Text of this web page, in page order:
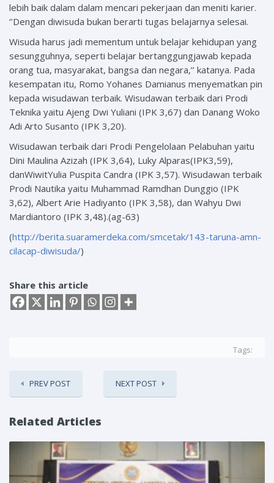
lebih baik dalam dalam mencari pekerjaan dan meniti karier.
‘’Dengan diwisuda bukan berarti tugas belajarnya selesai.
Wisuda harus jadi mementum untuk belajar kehidupan yang
sesungguhnya, seperti belajar bertanggungjawab kepada
orang tua, masyarakat, bangsa dan negara,’’ katanya. Pada
kesempatan itu, Romo Yohanes Damianus menyematkan pin
kepada wisudawan terbaik. Wisudawan terbaik dari Prodi
Teknika yaitu Ajeng Dwi Yuliani (IPK 3,67) dan Danang Woko
Adi Arto Susanto (IPK 3,20).
Wisudawan terbaik dari Prodi Pengelolaan Pelabuhan yaitu
Dini Maulina Azizah (IPK 3,64), Luky Alparas(IPK3,59),
danWiwitYulia Puspita Candra (IPK 3,57). Wisudawan terbaik
Prodi Nautika yaitu Muhammad Ramdhan Dunggio (IPK
3,62), Albert Arie Hadiyanto (IPK 3,58), dan Wahyu Dwi
Mardiantoro (IPK 3,48).(ag-63)
(http://berita.suaramerdeka.com/smcetak/143-taruna-amn-
cilacap-diwisuda/)
Share this article
Tags:
PREV POST NEXT POST
Related Articles